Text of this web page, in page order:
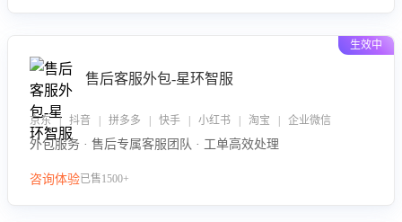
生效中
售后客服外包-星环智服
京东 | 抖音 | 拼多多 | 快手 | 小红书 | 淘宝 | 企业微信
外包服务 · 售后专属客服团队 · 工单高效处理
咨询体验已售1500+